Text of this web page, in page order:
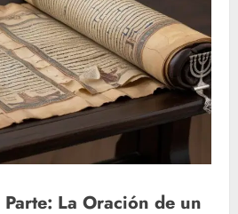
La Oración de un